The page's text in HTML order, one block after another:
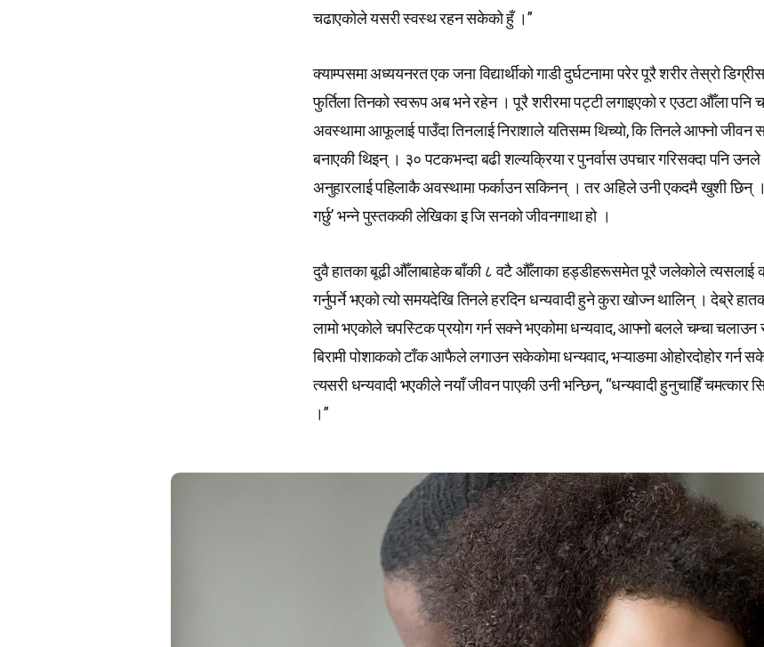
चढाएकोले यसरी स्वस्थ रहन सकेको हुँ ।”
क्याम्पसमा अध्ययनरत एक जना विद्यार्थीको गाडी दुर्घटनामा परेर पूरै शरीर तेस्रो
फुर्तिला तिनको स्वरूप अब भने रहेन । पूरै शरीरमा पट्टी लगाइएको र एउटा औँला
अवस्थामा आफूलाई पाउँदा तिनलाई निराशाले यतिसम्म थिच्यो, कि तिनले आफ्नो जीवन
बनाएकी थिइन् । ३० पटकभन्दा बढी शल्यक्रिया र पुनर्वास उपचार गरिसक्दा पनि
अनुहारलाई पहिलाकै अवस्थामा फर्काउन सकिनन् । तर अहिले उनी एकदमै खुशी छिन् ।
गर्छु’ भन्ने पुस्तककी लेखिका इ जि सनको जीवनगाथा हो ।
दुवै हातका बूढी औँलाबाहेक बाँकी ८ वटै औँलाका हड्डीहरूसमेत पूरै जलेकोले त्यसलाई
गर्नुपर्ने भएको त्यो समयदेखि तिनले हरदिन धन्यवादी हुने कुरा खोज्न थालिन् । देब्रे
लामो भएकोले चपस्टिक प्रयोग गर्न सक्ने भएकोमा धन्यवाद, आफ्नो बलले चम्चा चलाउन
बिरामी पोशाकको टाँक आफैले लगाउन सकेकोमा धन्यवाद, भऱ्याङमा ओहोरदोहोर गर्न
त्यसरी धन्यवादी भएकीले नयाँ जीवन पाएकी उनी भन्छिन्, “धन्यवादी हुनुचाहिँ चमत्कार
।”